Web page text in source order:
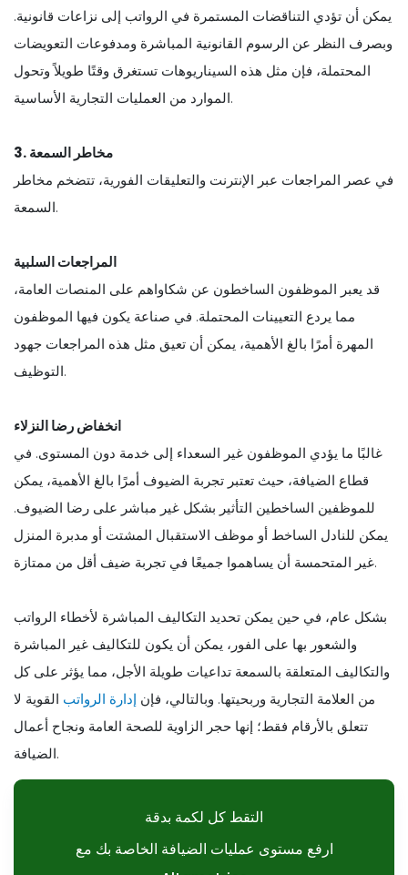
يمكن أن تؤدي التناقضات المستمرة في الرواتب إلى نزاعات قانونية.
وبصرف النظر عن الرسوم القانونية المباشرة ومدفوعات التعويضات
المحتملة، فإن مثل هذه السيناريوهات تستغرق وقتًا طويلاً وتحول
الموارد من العمليات التجارية الأساسية.
3. مخاطر السمعة
في عصر المراجعات عبر الإنترنت والتعليقات الفورية، تتضخم مخاطر
السمعة.
المراجعات السلبية
قد يعبر الموظفون الساخطون عن شكاواهم على المنصات العامة،
مما يردع التعيينات المحتملة. في صناعة يكون فيها الموظفون
المهرة أمرًا بالغ الأهمية، يمكن أن تعيق مثل هذه المراجعات جهود
التوظيف.
انخفاض رضا النزلاء
غالبًا ما يؤدي الموظفون غير السعداء إلى خدمة دون المستوى. في
قطاع الضيافة، حيث تعتبر تجربة الضيوف أمرًا بالغ الأهمية، يمكن
للموظفين الساخطين التأثير بشكل غير مباشر على رضا الضيوف.
يمكن للنادل الساخط أو موظف الاستقبال المشتت أو مدبرة المنزل
غير المتحمسة أن يساهموا جميعًا في تجربة ضيف أقل من ممتازة.
بشكل عام، في حين يمكن تحديد التكاليف المباشرة لأخطاء الرواتب
والشعور بها على الفور، يمكن أن يكون للتكاليف غير المباشرة
والتكاليف المتعلقة بالسمعة تداعيات طويلة الأجل، مما يؤثر على كل
من العلامة التجارية وربحيتها. وبالتالي، فإن إدارة الرواتب القوية لا
تتعلق بالأرقام فقط؛ إنها حجر الزاوية للصحة العامة ونجاح أعمال
الضيافة.
التقط كل لكمة بدقة
ارفع مستوى عمليات الضيافة الخاصة بك مع